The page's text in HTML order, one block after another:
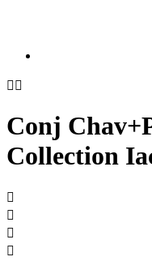
 
Conj
Collection



